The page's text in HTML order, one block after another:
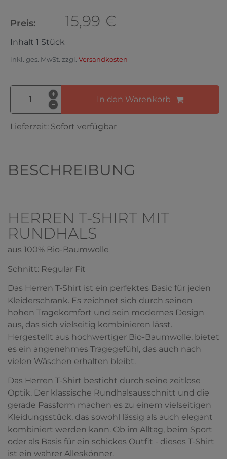
Preis: 15,99 €
Inhalt 1 Stück
inkl. ges. MwSt. zzgl. Versandkosten
In den Warenkorb
Lieferzeit: Sofort verfügbar
BESCHREIBUNG
HERREN T-SHIRT MIT
RUNDHALS
aus 100% Bio-Baumwolle
Schnitt: Regular Fit
Das Herren T-Shirt ist ein perfektes Basic für jeden
Kleiderschrank. Es zeichnet sich durch seinen
hohen Tragekomfort und sein modernes Design
aus, das sich vielseitig kombinieren lässt.
Hergestellt aus hochwertiger Bio-Baumwolle, bietet
es ein angenehmes Tragegefühl, das auch nach
vielen Wäschen erhalten bleibt.
Das Herren T-Shirt besticht durch seine zeitlose
Optik. Der klassische Rundhalsausschnitt und die
gerade Passform machen es zu einem vielseitigen
Kleidungsstück, das sowohl lässig als auch elegant
kombiniert werden kann. Ob im Alltag, beim Sport
oder als Basis für ein schickes Outfit - dieses T-Shirt
ist ein wahrer Alleskönner.